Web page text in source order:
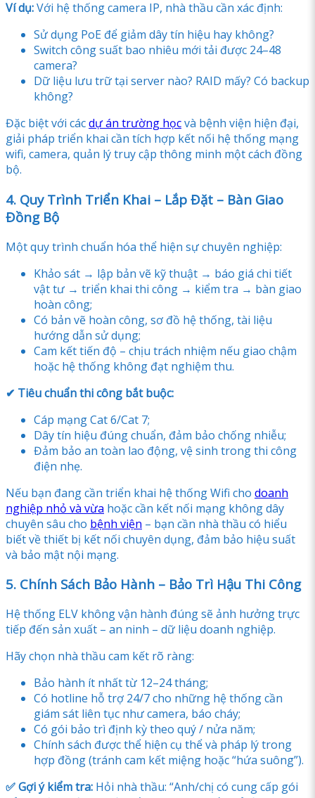
Ví dụ:Với hệ thống camera IP, nhà thầu cần xác định:
Sử dụng PoE để giảm dây tín hiệu hay không?
Switch công suất bao nhiêu mới tải được 24–48
camera?
Dữ liệu lưu trữ tại server nào? RAID mấy? Có backup
không?
Đặc biệt với cácdự án trường họcvà bệnh viện hiện đại,
giải pháp triển khai cần tích hợp kết nối hệ thống mạng
wifi, camera, quản lý truy cập thông minh một cách đồng
bộ.
4. Quy Trình Triển Khai – Lắp Đặt – Bàn Giao
Đồng Bộ
Một quy trình chuẩn hóa thể hiện sự chuyên nghiệp:
Khảo sát → lập bản vẽ kỹ thuật → báo giá chi tiết
vật tư → triển khai thi công → kiểm tra → bàn giao
hoàn công;
Có bản vẽ hoàn công, sơ đồ hệ thống, tài liệu
hướng dẫn sử dụng;
Cam kết tiến độ – chịu trách nhiệm nếu giao chậm
hoặc hệ thống không đạt nghiệm thu.
✔ Tiêu chuẩn thi công bắt buộc:
Cáp mạng Cat 6/Cat 7;
Dây tín hiệu đúng chuẩn, đảm bảo chống nhiễu;
Đảm bảo an toàn lao động, vệ sinh trong thi công
điện nhẹ.
Nếu bạn đang cần triển khai hệ thống Wifi cho doanh
nghiệp nhỏ và vừa hoặc cần kết nối mạng không dây
chuyên sâu cho bệnh viện – bạn cần nhà thầu có hiểu
biết về thiết bị kết nối chuyên dụng, đảm bảo hiệu suất
và bảo mật nội mạng.
5. Chính Sách Bảo Hành – Bảo Trì Hậu Thi Công
Hệ thống ELV không vận hành đúng sẽ ảnh hưởng trực
tiếp đến sản xuất – an ninh – dữ liệu doanh nghiệp.
Hãy chọn nhà thầu cam kết rõ ràng:
Bảo hành ít nhất từ 12–24 tháng;
Có hotline hỗ trợ 24/7 cho những hệ thống cần
giám sát liên tục như camera, báo cháy;
Có gói bảo trì định kỳ theo quý / nửa năm;
Chính sách được thể hiện cụ thể và pháp lý trong
hợp đồng (tránh cam kết miệng hoặc “hứa suông”).
✅ Gợi ý kiểm tra: Hỏi nhà thầu: “Anh/chị có cung cấp gói